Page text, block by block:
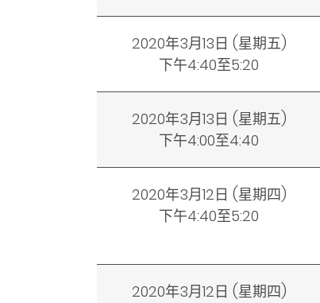
2020年3月13日 (星期五)
下午4:40至5:20
2020年3月13日 (星期五)
下午4:00至4:40
2020年3月12日 (星期四)
下午4:40至5:20
2020年3月12日 (星期四)